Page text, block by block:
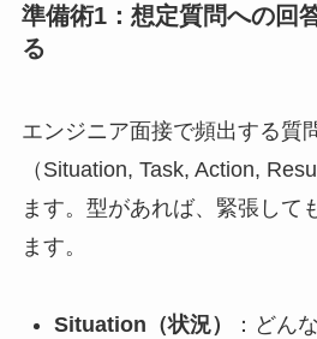
準備術1：想定質問への回
る
エンジニア面接で頻出する質
（Situation, Task, Action,
ます。型があれば、緊張して
ます。
Situation（状況）
：どん